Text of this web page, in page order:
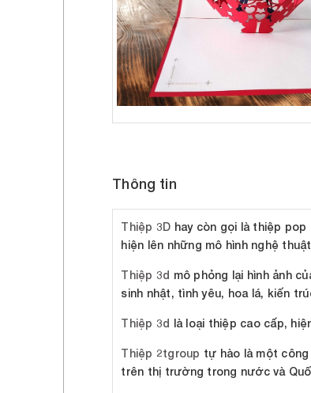
Thông tin
Thiệp 3D hay còn gọi là thiệp
hiện lên những mô hình nghệ
Thiệp 3d mô phỏng lại hình ảnh
sinh nhật, tình yêu, hoa lá, kiến
Thiệp 3d là loại thiệp cao cấp,
Thiệp 2tgroup tự hào là một
trên thị trường trong nước và